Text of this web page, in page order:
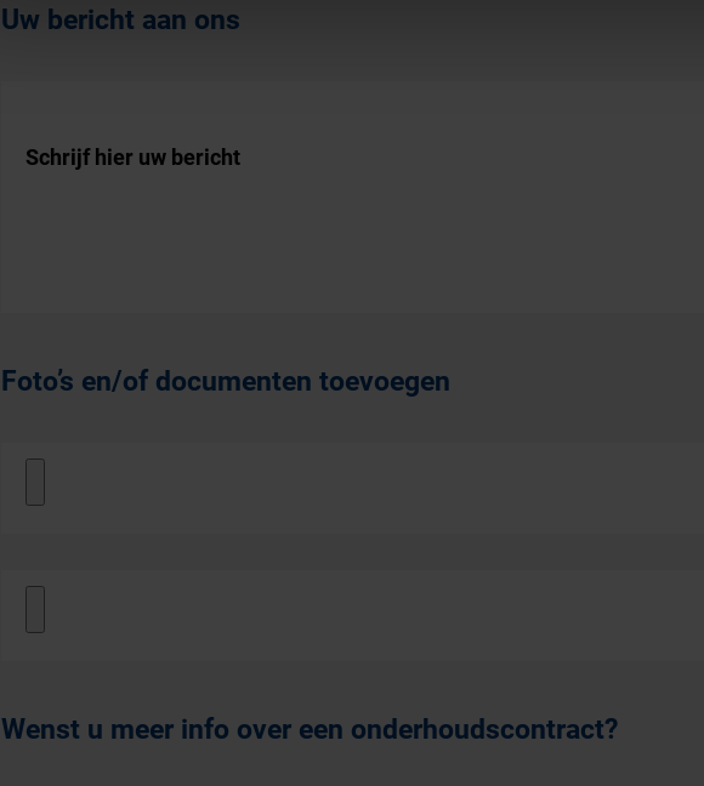
Uw bericht aan ons
Schrijf hier uw bericht
Foto’s en/of documenten toevoegen
Wenst u meer info over een onderhoudscontract?